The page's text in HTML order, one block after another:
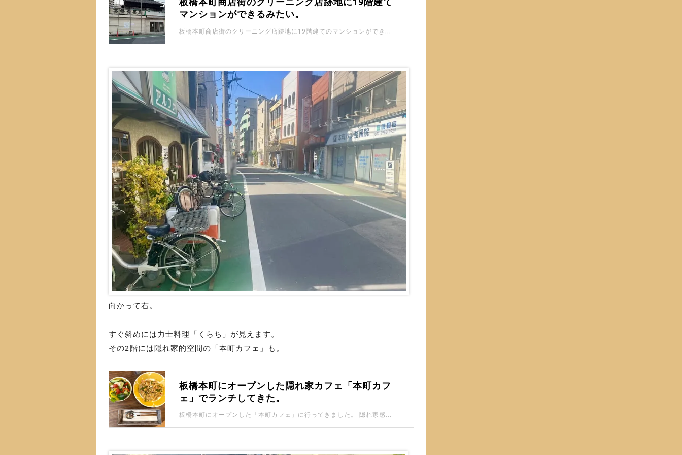
マンションができるみたい。
板橋本町商店街のクリーニング店跡地に19階建てのマンションができるみたいです。 昔は青果店があったんですね。 懐かしく思う人も多そうです。
向かって右。
すぐ斜めには力士料理「くらち」が見えます。
その2階には隠れ家的空間の「本町カフェ」も。
板橋本町にオープンした隠れ家カフェ「本町カフ
ェ」でランチしてきた。
板橋本町にオープンした「本町カフェ」に行ってきました。 隠れ家感が高くて、ワクワクします。